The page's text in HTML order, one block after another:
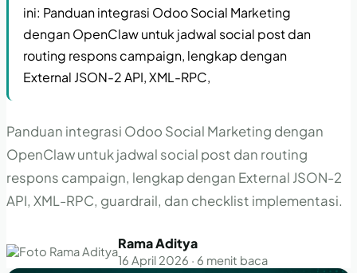
ini: Panduan integrasi Odoo Social Marketing
dengan OpenClaw untuk jadwal social post dan
routing respons campaign, lengkap dengan
External JSON-2 API, XML-RPC,
Panduan integrasi Odoo Social Marketing dengan
OpenClaw untuk jadwal social post dan routing
respons campaign, lengkap dengan External JSON-2
API, XML-RPC, guardrail, dan checklist implementasi.
Rama Aditya
16 April 2026 · 6 menit baca